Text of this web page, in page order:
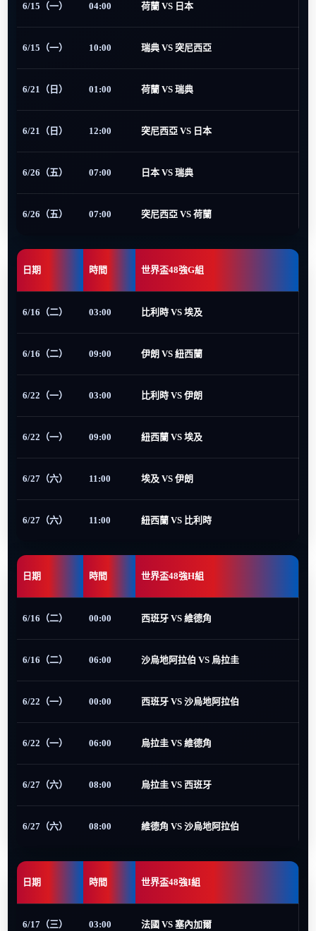
6/15（一） 04:00 荷蘭 VS 日本
6/15（一） 10:00 瑞典 VS 突尼西亞
6/21（日） 01:00 荷蘭 VS 瑞典
6/21（日） 12:00 突尼西亞 VS 日本
6/26（五） 07:00 日本 VS 瑞典
6/26（五） 07:00 突尼西亞 VS 荷蘭
日期 時間 世界盃48強G組
6/16（二） 03:00 比利時 VS 埃及
6/16（二） 09:00 伊朗 VS 紐西蘭
6/22（一） 03:00 比利時 VS 伊朗
6/22（一） 09:00 紐西蘭 VS 埃及
6/27（六） 11:00 埃及 VS 伊朗
6/27（六） 11:00 紐西蘭 VS 比利時
日期 時間 世界盃48強H組
6/16（二） 00:00 西班牙 VS 維德角
6/16（二） 06:00 沙烏地阿拉伯 VS 烏拉圭
6/22（一） 00:00 西班牙 VS 沙烏地阿拉伯
6/22（一） 06:00 烏拉圭 VS 維德角
6/27（六） 08:00 烏拉圭 VS 西班牙
6/27（六） 08:00 維德角 VS 沙烏地阿拉伯
日期 時間 世界盃48強I組
6/17（三） 03:00 法國 VS 塞內加爾